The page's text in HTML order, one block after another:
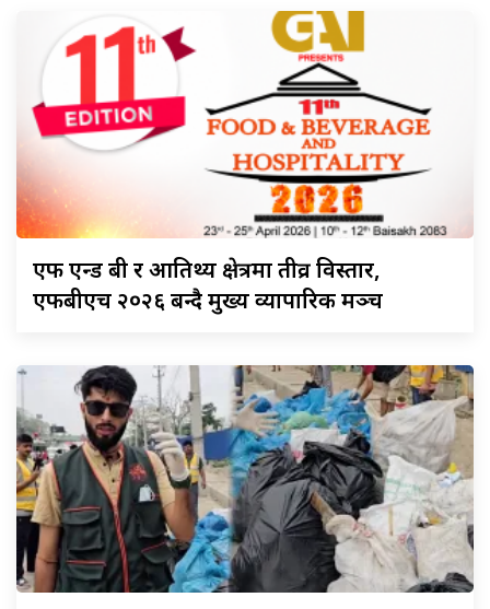
एफएन्ड बी र आतिथ्य क्षेत्रमा तीव्र विस्तार,
एफबीएच २०२६ बन्दै मुख्य व्यापारिक मञ्च